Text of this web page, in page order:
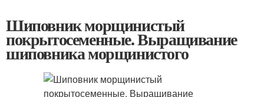
Шиповник морщинистый
покрытосеменные. Выращивание
шиповника морщинистого